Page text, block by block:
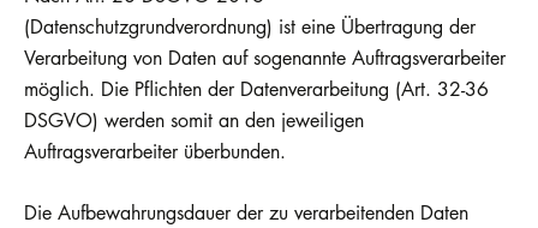
(Datenschutzgrundverordnung) ist eine Übertragung der
Verarbeitung von Daten auf sogenannte Auftragsverarbeiter
möglich. Die Pflichten der Datenverarbeitung (Art. 32-36
DSGVO) werden somit an den jeweiligen
Auftragsverarbeiter überbunden.
Die Aufbewahrungsdauer der zu verarbeitenden Daten